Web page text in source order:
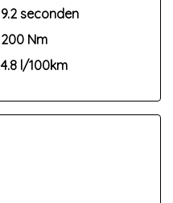
9.2 seconden
200 Nm
4.8 l/100km